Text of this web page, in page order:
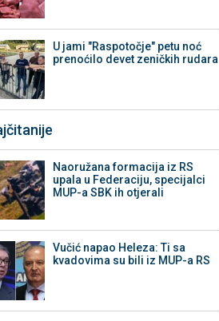
U jami "Raspotočje" petu noć
prenoćilo devet zeničkih rudara
Naoružana formacija iz RS
upala u Federaciju, specijalci
MUP-a SBK ih otjerali
Vučić napao Heleza: Ti sa
kvadovima su bili iz MUP-a RS